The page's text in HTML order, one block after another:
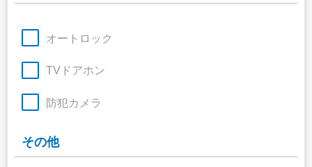
オートロック
TVドアホン
防犯カメラ
その他